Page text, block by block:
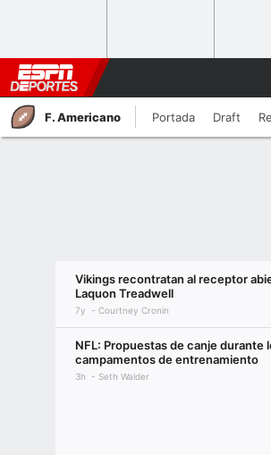
F. Americano Portada Draft
Vikings recontratan al receptor
Laquon Treadwell
7y Courtney Cronin
NFL: Propuestas de canje durante
campamentos de entrenamiento
3h Seth Walder